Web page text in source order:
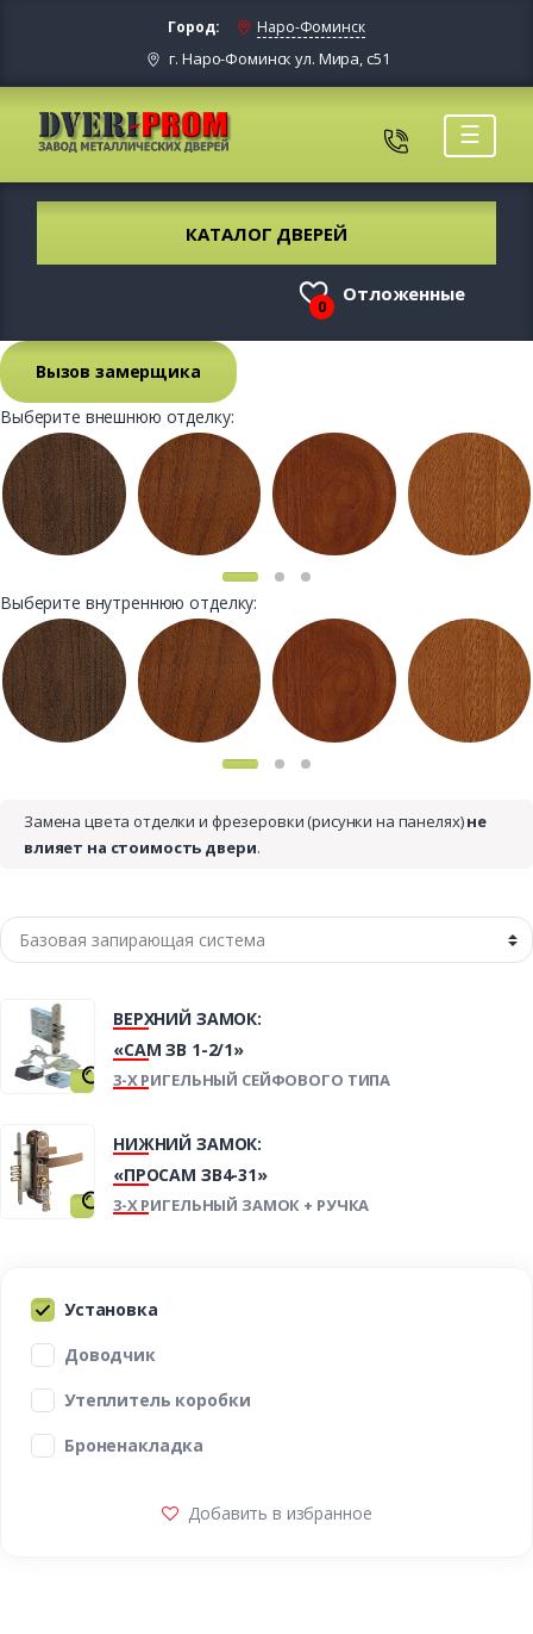
Город: Наро-Фоминск
г. Наро-Фоминск ул. Мира, с51
☰
КАТАЛОГ ДВЕРЕЙ
0
Отложенные
Вызов замерщика
Выберите внешнюю отделку:
Выберите внутреннюю отделку:
Замена цвета отделки и фрезеровки (рисунки на панелях)не
влияет на стоимость двери.
ВЕРХНИЙ ЗАМОК:
«САМ ЗВ 1-2/1»
3-Х РИГЕЛЬНЫЙ СЕЙФОВОГО ТИПА
НИЖНИЙ ЗАМОК:
«ПРОСАМ ЗВ4-31»
3-Х РИГЕЛЬНЫЙ ЗАМОК + РУЧКА
Установка
Доводчик
Утеплитель коробки
Броненакладка
Добавить в избранное